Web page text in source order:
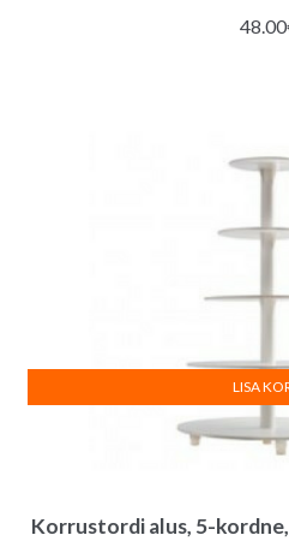
48.00
Korrustordi alus, 5-
LISA